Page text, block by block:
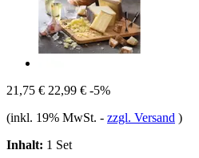
21,75 € 22,99 € -5%
(inkl. 19% MwSt. - zzgl. Versand )
Inhalt: 1 Set